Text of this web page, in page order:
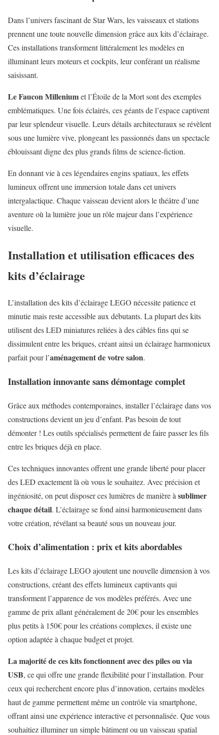
Dans l’univers fascinant de Star Wars, les vaisseaux et stations
prennent une toute nouvelle dimension grâce aux kits d’éclairage.
Ces installations transforment littéralement les modèles en
illuminant leurs moteurs et cockpits, leur conférant un réalisme
saisissant.
Le Faucon Milleniumet l’Étoile de la Mort sont des exemples
emblématiques. Une fois éclairés, ces géants de l’espace captivent
par leur splendeur visuelle. Leurs détails architecturaux se révèlent
sous une lumière vive, plongeant les passionnés dans un spectacle
éblouissant digne des plus grands films de science-fiction.
En donnant vie à ces légendaires engins spatiaux, les effets
lumineux offrent une immersion totale dans cet univers
intergalactique. Chaque vaisseau devient alors le théâtre d’une
aventure où la lumière joue un rôle majeur dans l’expérience
visuelle.
Installation et utilisation efficaces des
kits d’éclairage
L’installation des kits d’éclairage LEGO nécessite patience et
minutie mais reste accessible aux débutants. La plupart des kits
utilisent des LED miniatures reliées à des câbles fins qui se
dissimulent entre les briques, créant ainsi un éclairage harmonieux
parfait pour l’aménagement de votre salon.
Installation innovante sans démontage complet
Grâce aux méthodes contemporaines, installer l’éclairage dans vos
constructions devient un jeu d’enfant. Pas besoin de tout
démonter ! Les outils spécialisés permettent de faire passer les fils
entre les briques déjà en place.
Ces techniques innovantes offrent une grande liberté pour placer
des LED exactement là où vous le souhaitez. Avec précision et
ingéniosité, on peut disposer ces lumières de manière à sublimer
chaque détail. L’éclairage se fond ainsi harmonieusement dans
votre création, révélant sa beauté sous un nouveau jour.
Choix d’alimentation : prix et kits abordables
Les kits d’éclairage LEGO ajoutent une nouvelle dimension à vos
constructions, créant des effets lumineux captivants qui
transforment l’apparence de vos modèles préférés. Avec une
gamme de prix allant généralement de 20€ pour les ensembles
plus petits à 150€ pour les créations complexes, il existe une
option adaptée à chaque budget et projet.
La majorité de ces kits fonctionnent avec des piles ou via
USB, ce qui offre une grande flexibilité pour l’installation. Pour
ceux qui recherchent encore plus d’innovation, certains modèles
haut de gamme permettent même un contrôle via smartphone,
offrant ainsi une expérience interactive et personnalisée. Que vous
souhaitiez illuminer un simple bâtiment ou un vaisseau spatial